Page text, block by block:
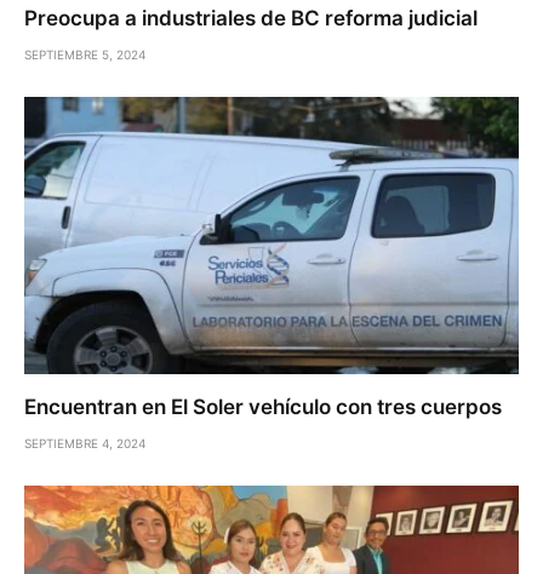
Preocupa a industriales de BC reforma judicial
SEPTIEMBRE 5, 2024
Encuentran en El Soler vehículo con tres cuerpos
SEPTIEMBRE 4, 2024